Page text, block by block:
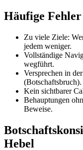
Häufige Fehler
Zu viele Ziele:
jedem weniger.
Vollständige
wegführt.
Versprechen in
(Botschaftsbruch).
Kein sichtbarer
Behauptungen
Beweise.
Hebel